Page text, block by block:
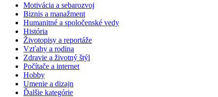
Motivácia a sebarozvoj
Biznis a manažment
Humanitné a spoločenské vedy
História
Životopisy a reportáže
Vzťahy a rodina
Zdravie a životný štýl
Počítače a internet
Hobby
Umenie a dizajn
Ďalšie kategórie